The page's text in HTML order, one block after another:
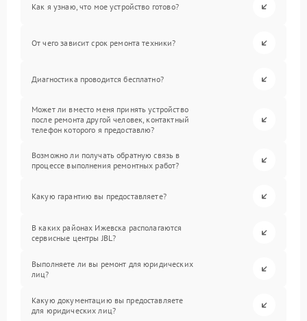
Как я узнаю, что мое устройство готово?
От чего зависит срок ремонта техники?
Диагностика проводится бесплатно?
Может ли вместо меня принять устройство
после ремонта другой человек, контактный
телефон которого я предоставлю?
Возможно ли получать обратную связь в
процессе выполнения ремонтных работ?
Какую гарантию вы предоставляете?
В каких районах Ижевска располагаются
сервисные центры JBL?
Выполняете ли вы ремонт для юридических
лиц?
Какую документацию вы предоставляете
для юридических лиц?